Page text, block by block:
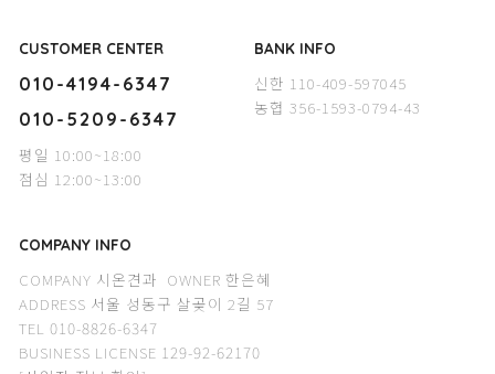
CUSTOMER CENTER
010-4194-6347
010-5209-6347
평일 10:00~18:00
점심 12:00~13:00
BANK INFO
신한 110-409-597045
농협 356-1593-0794-43
COMPANY INFO
COMPANY 시온견과 OWNER 한은혜
ADDRESS 서울 성동구 살곶이 2길 57
TEL 010-8826-6347
BUSINESS LICENSE 129-92-62170